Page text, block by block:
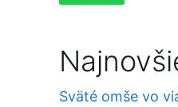
Sväté omše vo